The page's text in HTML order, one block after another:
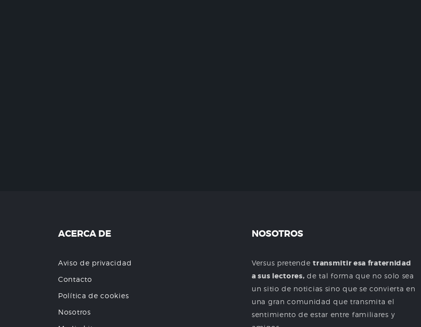
ACERCA DE
Aviso de privacidad
Contacto
Política de cookies
Nosotros
NOSOTROS
Versus pretendetransmitir esa fraternidad
a sus lectores, de tal forma que no solo sea
un sitio de noticias sino que se convierta en
una gran comunidad que transmita el
sentimiento de estar entre familiares y